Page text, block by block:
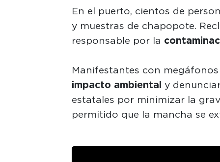
En el puerto, cientos de
y muestras de chapopote.
responsable por la
Manifestantes con
impacto ambiental y
estatales por minimizar la
permitido que la mancha se